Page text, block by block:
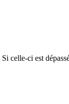
celle-ci est